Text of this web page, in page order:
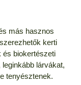
más hasznos
kerti
és biokertészeti
lárvákat,
tenyésztenek.